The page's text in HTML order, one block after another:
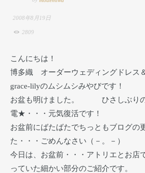
2008年8月19日
2809
こんにちは！
博多織 オーダーウェディングドレス
grace-lilyのムシムシみやびです！
お盆も明けました。 ひさしぶりの
電★・・・元気復活です！
お盆前にばたばたでちっともブログの
た・・・ごめんなさい（－。－）
今日は、お盆前・・・アトリエとお店
っていた細かい部分のご紹介です。